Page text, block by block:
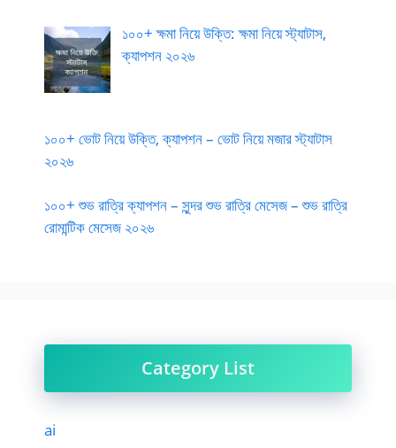
১০০+ ক্ষমা নিয়ে উক্তি: ক্ষমা নিয়ে স্ট্যাটাস,
ক্যাপশন ২০২৬
১০০+ ভোট নিয়ে উক্তি, ক্যাপশন – ভোট নিয়ে মজার স্ট্যাটাস
২০২৬
১০০+ শুভ রাত্রি ক্যাপশন – সুন্দর শুভ রাত্রি মেসেজ – শুভ রাত্রি
রোমান্টিক মেসেজ ২০২৬
Category List
ai